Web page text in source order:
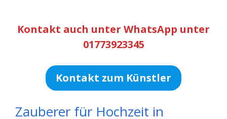
Kontakt auch unter WhatsApp unter
01773923345
Kontakt zum Künstler
Zauberer für Hochzeit in